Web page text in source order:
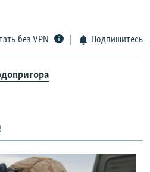
без VPN Подпишитесь